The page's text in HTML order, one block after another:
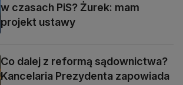
w czasach PiS? Żurek: mam
projekt ustawy
Co dalej z reformą sądownictwa?
Kancelaria Prezydenta zapowiada